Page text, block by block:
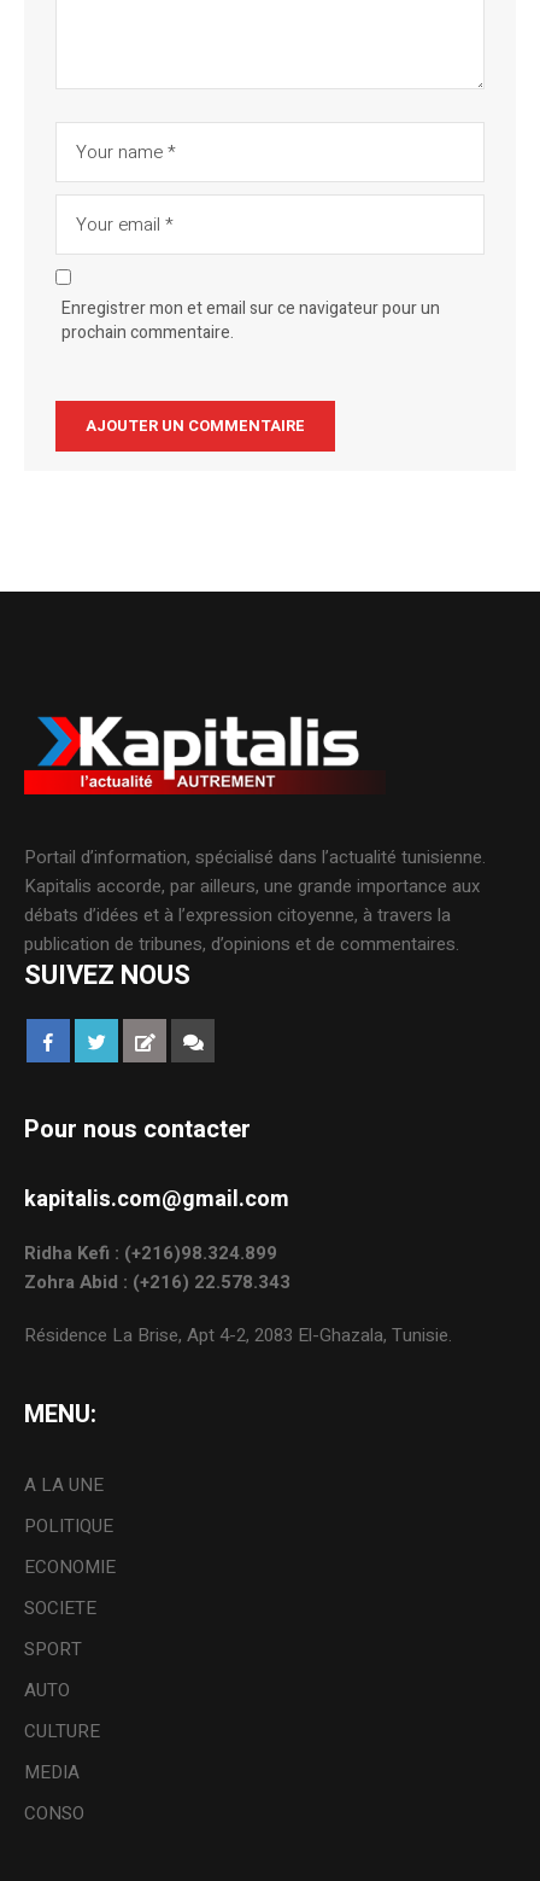
Enregistrer mon et email sur ce navigateur pour un
prochain commentaire.
Portail d’information, spécialisé dans l’actualité tunisienne.
Kapitalis accorde, par ailleurs, une grande importance aux
débats d’idées et à l’expression citoyenne, à travers la
publication de tribunes, d’opinions et de commentaires.
SUIVEZ NOUS
Pour nous contacter
kapitalis.com@gmail.com
Ridha Kefi : (+216)98.324.899
Zohra Abid : (+216) 22.578.343
Résidence La Brise, Apt 4-2, 2083 El-Ghazala, Tunisie.
MENU:
A LA UNE
POLITIQUE
ECONOMIE
SOCIETE
SPORT
AUTO
CULTURE
MEDIA
CONSO